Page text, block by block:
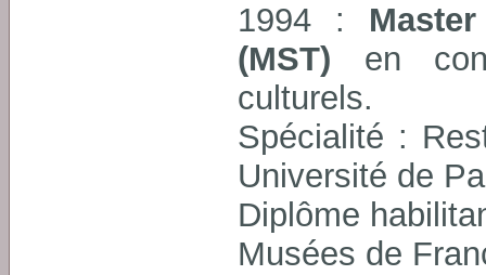
1994 :
(MST) en
culturels.
Spécialité :
Université de
Diplôme
Musées de